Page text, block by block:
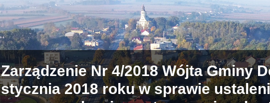
Zarządzenie Nr 4/2018 Wójta Gminy
stycznia 2018 roku w sprawie